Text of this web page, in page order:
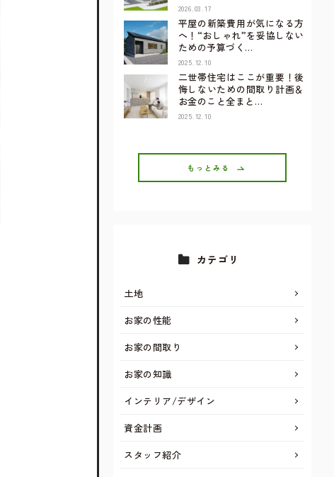
2026.03.17
平屋の新築費用が気になる方
へ！“おしゃれ”を妥協しない
ための予算づく…
2025.12.10
二世帯住宅はここが重要！後
悔しないための間取り計画＆
お金のこと全まと…
2025.12.10
もっとみる
カテゴリ
土地
お家の性能
お家の間取り
お家の知識
インテリア/デザイン
資金計画
スタッフ紹介